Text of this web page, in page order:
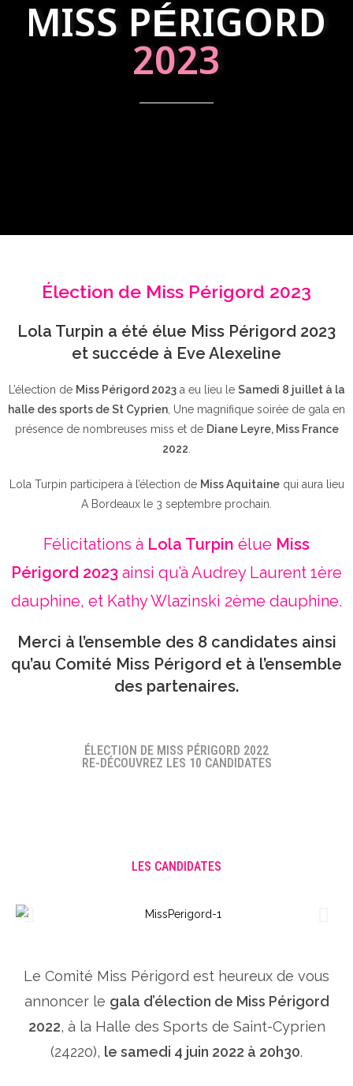
MISS PÉRIGORD
2023
Élection de Miss Périgord 2023
Lola Turpin a été élue Miss Périgord 2023
et succéde à Eve Alexeline
L’élection de Miss Périgord 2023a eu lieu le Samedi 8 juillet à la
halle des sports de St Cyprien , Une magnifique soirée de gala en
présence de nombreuses miss et de Diane Leyre, Miss France
2022
Lola Turpin participera à l’élection de Miss Aquitainequi aura lieu
A Bordeaux le 3 septembre prochain.
Félicitations à Lola Turpin élue Miss
Périgord 2023 ainsi qu’à Audrey Laurent 1ère
dauphine, et Kathy Wlazinski 2ème dauphine.
Merci à l’ensemble des 8 candidates ainsi
qu’au Comité Miss Périgord et à l’ensemble
des partenaires.
ÉLECTION DE MISS PÉRIGORD 2022
RE-DÉCOUVREZ LES 10 CANDIDATES
LES CANDIDATES
Le Comité Miss Périgord est heureux de vous
annoncer le gala d’élection de Miss Périgord
2022, à la Halle des Sports de Saint-Cyprien
(24220), le samedi 4 juin 2022 à 20h30.